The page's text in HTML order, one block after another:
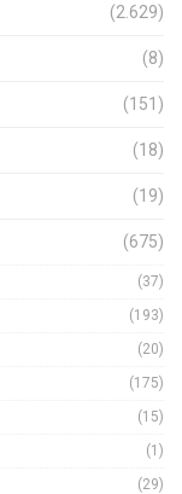
(2.629)
(8)
(151)
(18)
(19)
(675)
(37)
(193)
(20)
(175)
(15)
(1)
(29)